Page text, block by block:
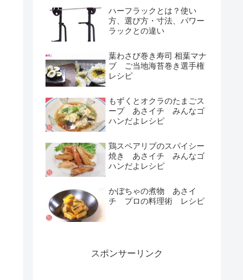
ハーフラックとは？使い
方、選び方・寸法、パワー
ラックとの違い
葉わさび巻き寿司 相葉マナ
ブ ご当地海苔巻き選手権
レシピ
もずくとオクラのたまごス
ープ あさイチ みんなゴ
ハンだよレシピ
鶏スペアリブのスパイシー
焼き あさイチ みんなゴ
ハンだよレシピ
かぼちゃの煮物 あさイ
チ プロの料理術 レシピ
スポンサーリンク